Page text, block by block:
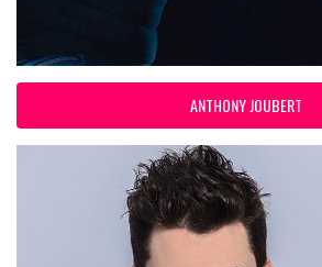
ANTHONY JOUBERT